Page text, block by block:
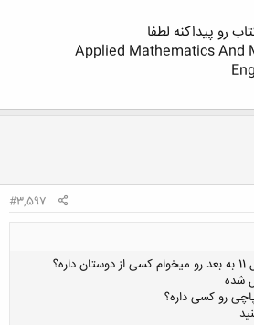
رو پیداکنه لطفا
Applied Mathematics And
#3,597
شده
رو کسی داره؟